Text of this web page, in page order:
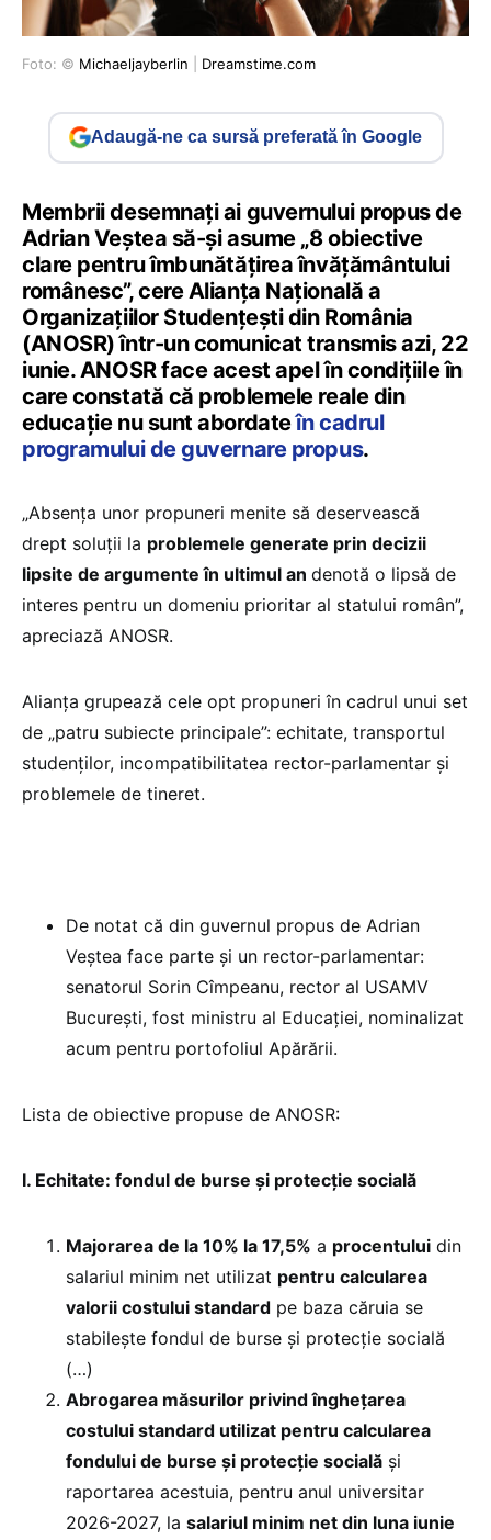
Foto: © Michaeljayberlin Dreamstime.com
Adaugă-ne ca sursă preferată în Google
Membrii desemnați ai guvernului propus de
Adrian Veștea să-și asume „8 obiective
clare pentru îmbunătățirea învățământului
românesc”, cere Alianța Națională a
Organizațiilor Studențești din România
(ANOSR) într-un comunicat transmis azi, 22
iunie. ANOSR face acest apel în condițiile în
care constată că problemele reale din
educație nu sunt abordateîn cadrul
programului de guvernare propus.
„Absența unor propuneri menite să deservească
drept soluții la problemele generate prin decizii
lipsite de argumente în ultimul an denotă o lipsă de
interes pentru un domeniu prioritar al statului român”,
apreciază ANOSR.
Alianța grupează cele opt propuneri în cadrul unui set
de „patru subiecte principale”: echitate, transportul
studenților, incompatibilitatea rector-parlamentar și
problemele de tineret.
De notat că din guvernul propus de Adrian
Veștea face parte și un rector-parlamentar:
senatorul Sorin Cîmpeanu, rector al USAMV
București, fost ministru al Educației, nominalizat
acum pentru portofoliul Apărării.
Lista de obiective propuse de ANOSR:
I. Echitate: fondul de burse și protecție socială
Majorarea de la 10% la 17,5% a procentului din
salariul minim net utilizat pentru calcularea
valorii costului standard pe baza căruia se
stabilește fondul de burse și protecție socială
(…)
Abrogarea măsurilor privind înghețarea
costului standard utilizat pentru calcularea
fondului de burse și protecție socială și
raportarea acestuia, pentru anul universitar
2026-2027, la salariul minim net din luna iunie